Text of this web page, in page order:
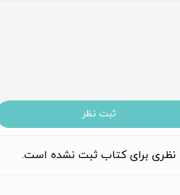
ثبت نظر
نظری برای کتاب ثبت نشده است.